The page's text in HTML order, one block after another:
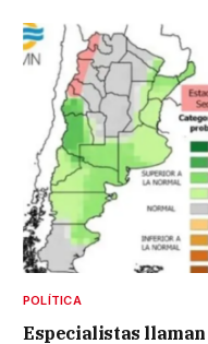
POLÍTICA
Especialistas